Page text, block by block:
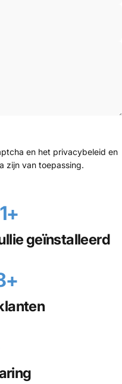
en het privacybeleid en
zijn van toepassing.
+
geïnstalleerd
+